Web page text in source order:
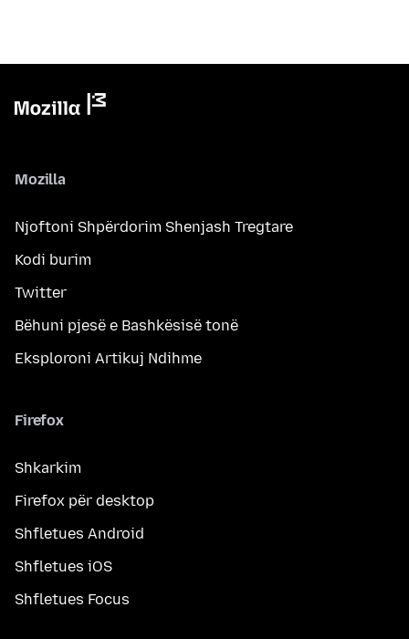
Mozilla
Njoftoni Shpërdorim Shenjash Tregtare
Kodi burim
Twitter
Bëhuni pjesë e Bashkësisë tonë
Eksploroni Artikuj Ndihme
Firefox
Shkarkim
Firefox për desktop
Shfletues Android
Shfletues iOS
Shfletues Focus